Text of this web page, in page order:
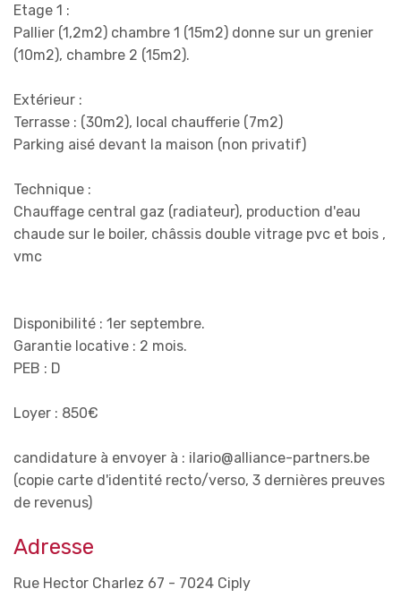
Etage 1 :
Pallier (1,2m2) chambre 1 (15m2) donne sur un grenier
(10m2), chambre 2 (15m2).
Extérieur :
Terrasse : (30m2), local chaufferie (7m2)
Parking aisé devant la maison (non privatif)
Technique :
Chauffage central gaz (radiateur), production d'eau
chaude sur le boiler, châssis double vitrage pvc et bois ,
vmc
Disponibilité : 1er septembre.
Garantie locative : 2 mois.
PEB : D
Loyer : 850€
candidature à envoyer à : ilario@alliance-partners.be
(copie carte d'identité recto/verso, 3 dernières preuves
de revenus)
Adresse
Rue Hector Charlez 67 - 7024 Ciply